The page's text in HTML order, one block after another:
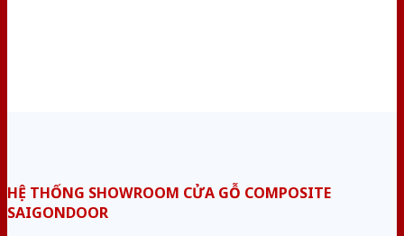
HỆ THỐNG SHOWROOM CỬA GỖ COMPOSITE
SAIGONDOOR